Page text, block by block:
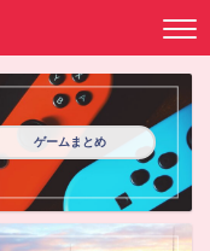
ゲームまとめ